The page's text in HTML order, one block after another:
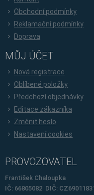
Obchodní podmínky
Reklamační podmínky
Doprava
MŮJ ÚČET
Nová registrace
Oblíbené položky
Předchozí objednávky
Editace zákazníka
Změnit heslo
Nastavení cookies
PROVOZOVATEL
František Chaloupka
IČ: 66805082 DIČ: